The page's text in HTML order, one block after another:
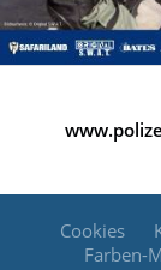
Cookies
Farben-